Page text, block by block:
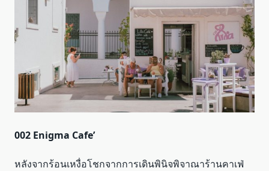
002 Enigma Cafe’
หลังจากร้อนเหงื่อโชกจากการเดินพินิจพิจาณาร้านคาเฟ่